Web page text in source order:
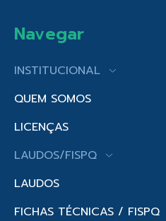
Navegar
INSTITUCIONAL
QUEM SOMOS
LICENÇAS
LAUDOS/FISPQ
LAUDOS
FICHAS TÉCNICAS / FISPQ